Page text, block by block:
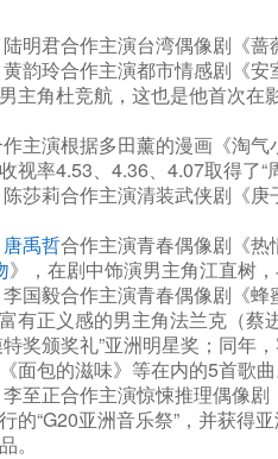
明君合作主演台湾偶像剧《
韵玲合作主演都市情感剧《
主角杜竞航，这也是他首次
主演根据多田薰的漫画《淘
视率4.53、4.36、4.07取得了
莎莉合作主演清装武侠剧《庚
唐禹哲合作主演青春偶像剧《热
》，在剧中饰演男主角江直树
国毅合作主演青春偶像剧《
有正义感的男主角法兰克（蔡
奖颁奖礼”亚洲明星奖；同年
面包的滋味》等在内的5首歌曲
至正合作主演惊悚推理偶像
的“G20亚洲音乐祭”，并获得
。